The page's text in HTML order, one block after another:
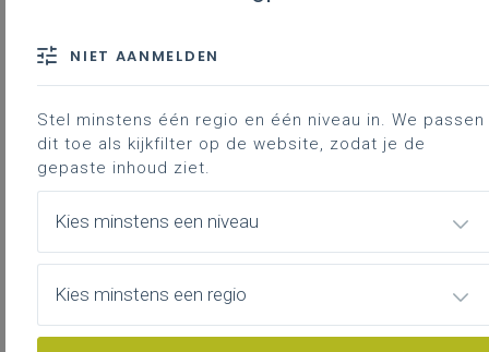
Literatuur
Met dit leerplan realiseer je een aantal
STEM-leerplandoelen of er komen labo- of
productietechnieken aan bod. Deze tekst
wil inspiratie aanreiken om practicum op
Uit vakdidactisch onderzoek blijkt immers
dat (klassiek ingevuld) practicum niet
zomaar leidt tot leeruitkomsten die leraren
NIET AANMELDEN
Stel minstens één regio en één niveau in. We passen
dit toe als kijkfilter op de website, zodat je de
gepaste inhoud ziet.
Kies minstens een niveau
Kies minstens een regio